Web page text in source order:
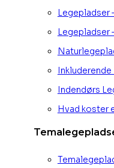
Legepladser
Legepladser
Indendørs
Hvad koster